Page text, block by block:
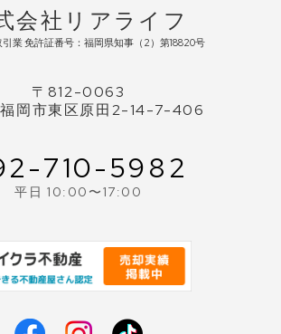
会社リアライフ
業 免許証番号：福岡県知事（2）第18820号
〒812-0063
岡市東区原田2-14-7-406
710-5982
平日 10:00〜17:00